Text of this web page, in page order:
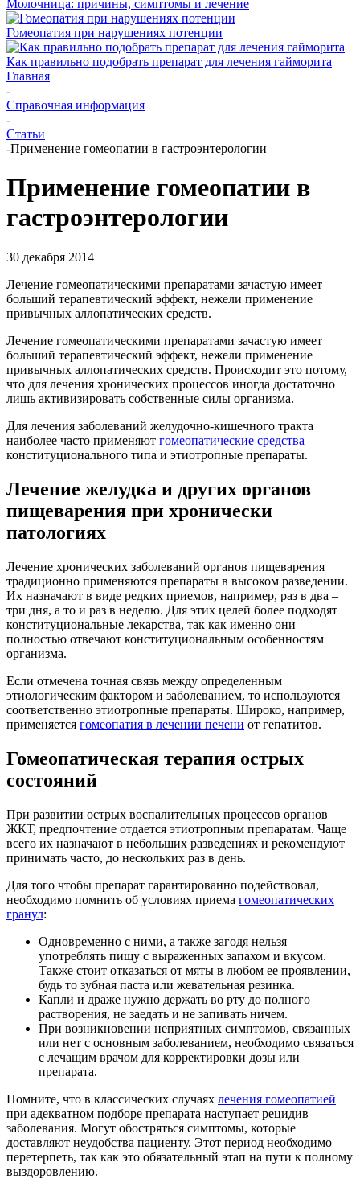
Молочница: причины, симптомы и лечение
Гомеопатия при нарушениях потенции
Как правильно подобрать препарат для лечения гайморита
Главная
-
Справочная информация
-
Статьи
-Применение гомеопатии в гастроэнтерологии
Применение гомеопатии в
гастроэнтерологии
30 декабря 2014
Лечение гомеопатическими препаратами зачастую имеет
больший терапевтический эффект, нежели применение
привычных аллопатических средств.
Лечение гомеопатическими препаратами зачастую имеет
больший терапевтический эффект, нежели применение
привычных аллопатических средств. Происходит это потому,
что для лечения хронических процессов иногда достаточно
лишь активизировать собственные силы организма.
Для лечения заболеваний желудочно-кишечного тракта
наиболее часто применяют гомеопатические средства
конституционального типа и этиотропные препараты.
Лечение желудка и других органов
пищеварения при хронически
патологиях
Лечение хронических заболеваний органов пищеварения
традиционно применяются препараты в высоком разведении.
Их назначают в виде редких приемов, например, раз в два –
три дня, а то и раз в неделю. Для этих целей более подходят
конституциональные лекарства, так как именно они
полностью отвечают конституциональным особенностям
организма.
Если отмечена точная связь между определенным
этиологическим фактором и заболеванием, то используются
соответственно этиотропные препараты. Широко, например,
применяется гомеопатия в лечении печени от гепатитов.
Гомеопатическая терапия острых
состояний
При развитии острых воспалительных процессов органов
ЖКТ, предпочтение отдается этиотропным препаратам. Чаще
всего их назначают в небольших разведениях и рекомендуют
принимать часто, до нескольких раз в день.
Для того чтобы препарат гарантированно подействовал,
необходимо помнить об условиях приема гомеопатических
гранул:
Одновременно с ними, а также загодя нельзя
употреблять пищу с выраженных запахом и вкусом.
Также стоит отказаться от мяты в любом ее проявлении,
будь то зубная паста или жевательная резинка.
Капли и драже нужно держать во рту до полного
растворения, не заедать и не запивать ничем.
При возникновении неприятных симптомов, связанных
или нет с основным заболеванием, необходимо связаться
с лечащим врачом для корректировки дозы или
препарата.
Помните, что в классических случаях лечения гомеопатией
при адекватном подборе препарата наступает рецидив
заболевания. Могут обостряться симптомы, которые
доставляют неудобства пациенту. Этот период необходимо
перетерпеть, так как это обязательный этап на пути к полному
выздоровлению.